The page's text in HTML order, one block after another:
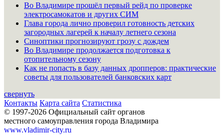
Во Владимире прошёл первый рейд по проверке
электросамокатов и других СИМ
Глава города лично проверил готовность детских
загородных лагерей к началу летнего сезона
Синоптики прогнозируют грозу с дождем
Во Владимире продолжается подготовка к
отопительному сезону
Как не попасть в базу данных дропперов: практические
советы для пользователей банковских карт
свернуть
Контакты Карта сайта Статистика
© 1997-2026 Официальный сайт органов
местного самоуправления города Владимира
www.vladimir-city.ru